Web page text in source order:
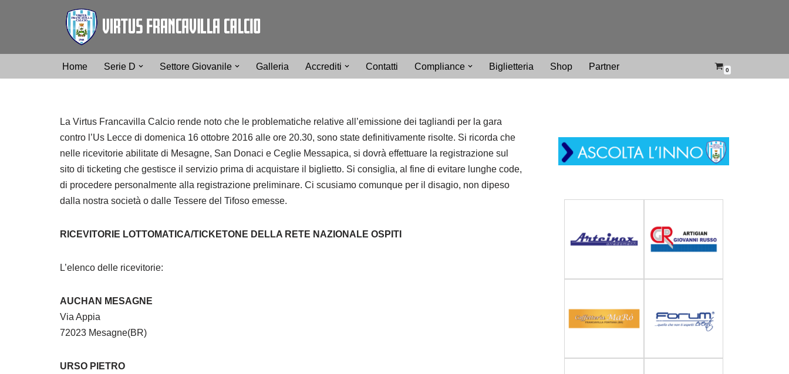
Home Serie D Settore Giovanile Galleria Accrediti Contatti Compliance Biglietteria Shop Partner 0
La Virtus Francavilla Calcio rende noto che le problematiche relative all’emissione dei tagliandi per la gara
contro l’Us Lecce di domenica 16 ottobre 2016 alle ore 20.30, sono state definitivamente risolte. Si ricorda che
nelle ricevitorie abilitate di Mesagne, San Donaci e Ceglie Messapica, si dovrà effettuare la registrazione sul
sito di ticketing che gestisce il servizio prima di acquistare il biglietto. Si consiglia, al fine di evitare lunghe code,
di procedere personalmente alla registrazione preliminare. Ci scusiamo comunque per il disagio, non dipeso
dalla nostra società o dalle Tessere del Tifoso emesse.
RICEVITORIE LOTTOMATICA/TICKETONE DELLA RETE NAZIONALE OSPITI
L’elenco delle ricevitorie:
AUCHAN MESAGNE
Via Appia
72023 Mesagne(BR)
URSO PIETRO